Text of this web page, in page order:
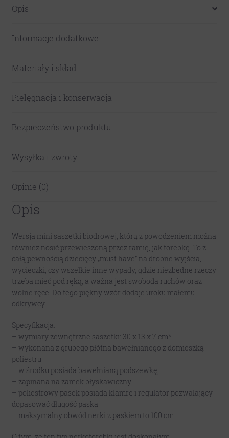
Opis
Informacje dodatkowe
Materiały i skład
Pielęgnacja i konserwacja
Bezpieczeństwo produktu
Wysyłka i zwroty
Opinie (0)
Opis
Wersja mini saszetki biodrowej, którą z powodzeniem można
również nosić przewieszoną przez ramię, jak torebkę. To z
całą pewnością dziecięcy „must have” na drobne wyjścia,
wycieczki, czy wszelkie inne wypady, gdzie niezbędne rzeczy
trzeba mieć pod ręką, a ważna jest swoboda ruchów oraz
wolne ręce. Do tego piękny wzór dodaje uroku małemu
odkrywcy.
Specyfikacja:
– wymiary zewnętrzne saszetki: 30 x 13 x 7 cm*
– wykonana z grubego płótna bawełnianego z domieszką
poliestru
– w środku posiada bawełnianą podszewkę,
– zapinana na zamek błyskawiczny
– poliestrowy pasek posiada klamrę i regulator pozwalający
dopasować długość paska
– maksymalny obwód nerki z paskiem to 100 cm